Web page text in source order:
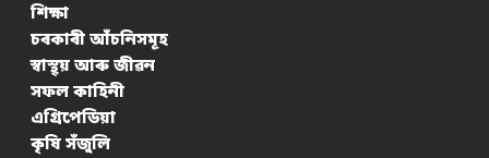
শিক্ষা
চৰকাৰী আঁচনিসমূহ
স্বাস্থ্য় আৰু জীৱন
সফল কাহিনী
এগ্ৰিপেডিয়া
কৃষি সঁজুলি